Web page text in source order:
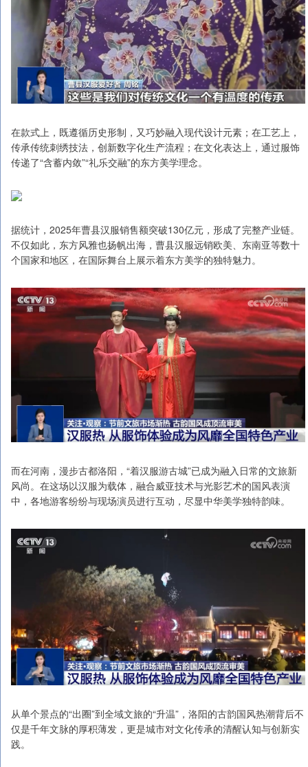
在款式上，既遵循历史形制，又巧妙融入现代设计元素；在工艺上，
传承传统刺绣技法，创新数字化生产流程；在文化表达上，通过服饰
传递了“含蓄内敛”“礼乐交融”的东方美学理念。
据统计，2025年曹县汉服销售额突破130亿元，形成了完整产业链。
不仅如此，东方风雅也扬帆出海，曹县汉服远销欧美、东南亚等数十
个国家和地区，在国际舞台上展示着东方美学的独特魅力。
而在河南，漫步古都洛阳，“着汉服游古城”已成为融入日常的文旅新
风尚。在这场以汉服为载体，融合威亚技术与光影艺术的国风表演
中，各地游客纷纷与现场演员进行互动，尽显中华美学独特韵味。
从单个景点的“出圈”到全域文旅的“升温”，洛阳的古韵国风热潮背后不
仅是千年文脉的厚积薄发，更是城市对文化传承的清醒认知与创新实
践。